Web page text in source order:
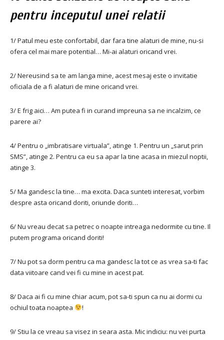
pentru inceputul unei relatii
1/ Patul meu este confortabil, dar fara tine alaturi de mine, nu-si
ofera cel mai mare potential… Mi-ai alaturi oricand vrei.
2/ Nereusind sa te am langa mine, acest mesaj este o invitatie
oficiala de a fi alaturi de mine oricand vrei.
3/ E frig aici… Am putea fi in curand impreuna sa ne incalzim, ce
parere ai?
4/ Pentru o „imbratisare virtuala”, atinge 1. Pentru un „sarut prin
SMS”, atinge 2. Pentru ca eu sa apar la tine acasa in miezul noptii,
atinge 3.
5/ Ma gandesc la tine… ma excita. Daca sunteti interesat, vorbim
despre asta oricand doriti, oriunde doriti…
6/ Nu vreau decat sa petrec o noapte intreaga nedormite cu tine. Il
putem programa oricand doriti!
7/ Nu pot sa dorm pentru ca ma gandesc la tot ce as vrea sa-ti fac
data viitoare cand vei fi cu mine in acest pat.
8/ Daca ai fi cu mine chiar acum, pot sa-ti spun ca nu ai dormi cu
ochiul toata noaptea
!
9/ Stiu la ce vreau sa visez in seara asta. Mic indiciu: nu vei purta